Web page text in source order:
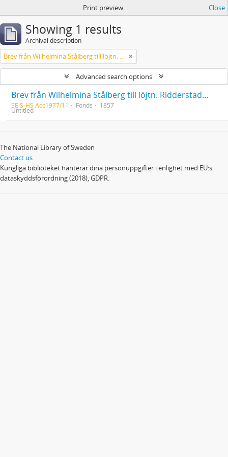
Print preview Close
Showing 1 results
Archival description
Brev från Wilhelmina Stålberg till löjtn. Ridderstad 1857
Advanced search options
Brev från Wilhelmina Stålberg till löjtn. Ridderstad 1857
SE S-HS Acc1977/11 Fonds 1857
Untitled
The National Library of Sweden
Contact us
Kungliga biblioteket hanterar dina personuppgifter i enlighet med EU:s
dataskyddsförordning (2018), GDPR.